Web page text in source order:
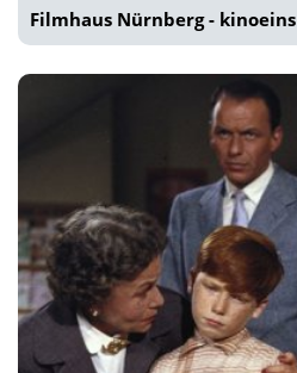
Filmhaus Nürnberg - kinoeins